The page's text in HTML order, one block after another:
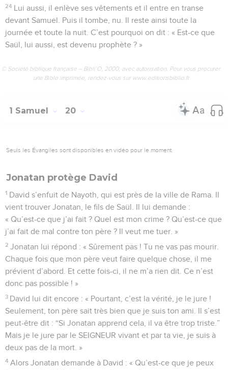
24 Lui aussi, il enlève ses vêtements et il entre en transe
devant Samuel. Puis il tombe, nu. Il reste ainsi toute la
journée et toute la nuit. C’est pourquoi on dit : « Est-ce que
Saül, lui aussi, est devenu prophète ? »
© Société biblique française – Bibli’O, 2000, avec autorisation. Pour vous procurer
une Bible imprimée, rendez-vous sur www.editionsbiblio.fr
1 Samuel 20
Seuls les Évangiles sont disponibles en vidéo pour le moment.
Jonatan protège David
1 David s’enfuit de Nayoth, qui est près de la ville de Rama. Il
vient trouver Jonatan, le fils de Saül. Il lui demande :
« Qu’est-ce que j’ai fait ? Quel est mon crime ? Qu’est-ce que
j’ai fait de mal contre ton père ? Il veut me tuer. »
2 Jonatan lui répond : « Sûrement pas ! Tu ne vas pas mourir.
Chaque fois que mon père veut faire quelque chose, il me
prévient d’abord. Et cette fois-ci, il ne m’a rien dit. Ce n’est
donc pas possible ! »
3 David lui dit encore : « Pourtant, c’est la vérité, je le jure !
Seulement, ton père sait très bien que je suis ton ami. Il s’est
peut-être dit : “Si Jonatan apprend cela, il va être trop triste.”
Mais je le jure par le SEIGNEUR vivant et par ta vie, je suis à
deux pas de la mort. »
4 Alors Jonatan demande à David : « Qu’est-ce que je peux